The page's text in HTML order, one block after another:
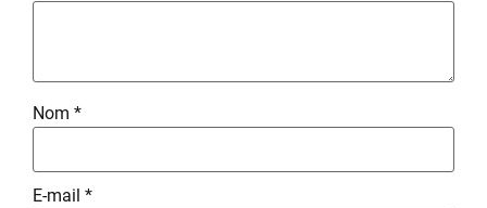
Nom *
E-mail *